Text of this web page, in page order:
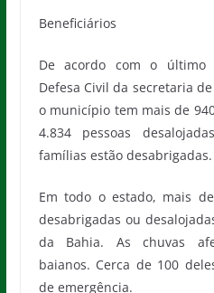
Beneficiários
De acordo com o último
Defesa Civil da secretaria
o município tem mais de
4.834 pessoas
famílias estão desabrigadas.
Em todo o estado, mais
desabrigadas ou
da Bahia. As chuvas
baianos. Cerca de 100
de emergência.